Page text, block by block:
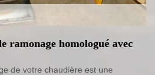
ramonage homologué avec
de votre chaudière est une